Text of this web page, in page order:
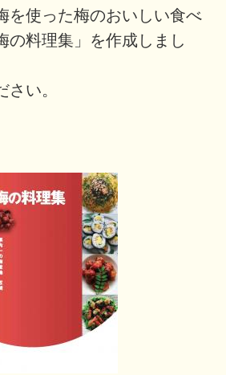
を使った梅のおいしい食べ
の料理集」を作成しまし
い。